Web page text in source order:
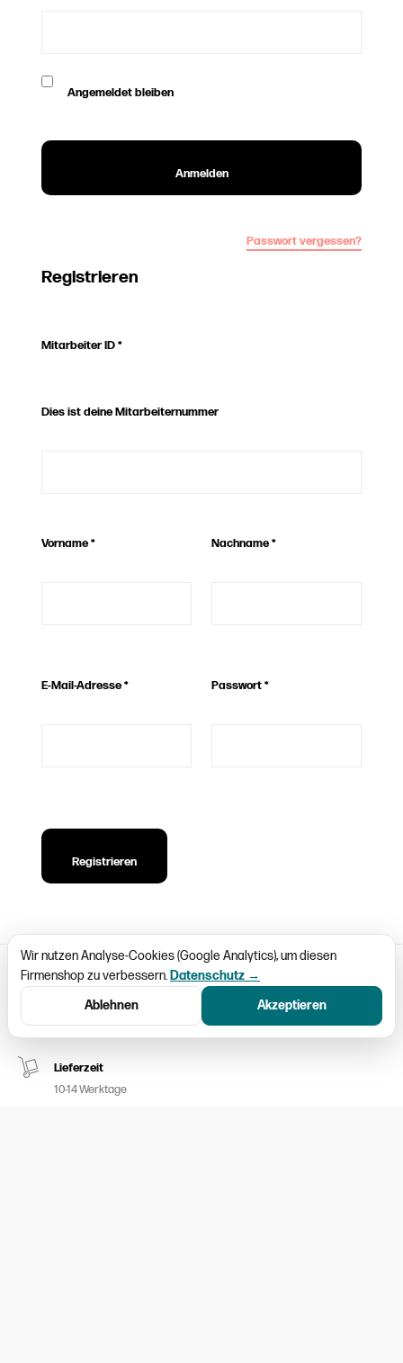
Angemeldet bleiben
Anmelden
Passwort vergessen?
Registrieren
Mitarbeiter ID*
Dies ist deine Mitarbeiternummer
Vorname* Nachname*
E-Mail-Adresse* Passwort*
Registrieren
Schweizweiter Versand
Paketversand CHF 9.50
Lieferzeit
10-14 Werktage
Wir nutzen Analyse-Cookies (Google Analytics), um diesen
Firmenshop zu verbessern. Datenschutz →
Ablehnen
Akzeptieren